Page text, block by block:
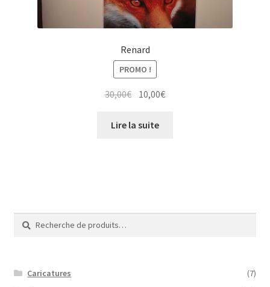
Renard
PROMO !
30,00€ Le
initial
10,00€Le
Lire la suite
Recherche
pour :
Recherche
Caricatures
(7)